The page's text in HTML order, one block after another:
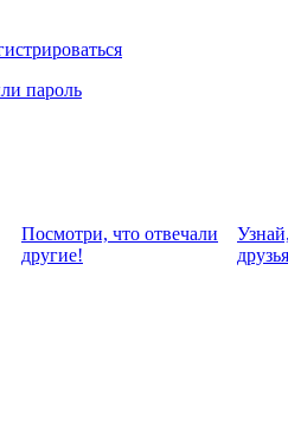
пароль
Посмотри, что отвeчали
другие!